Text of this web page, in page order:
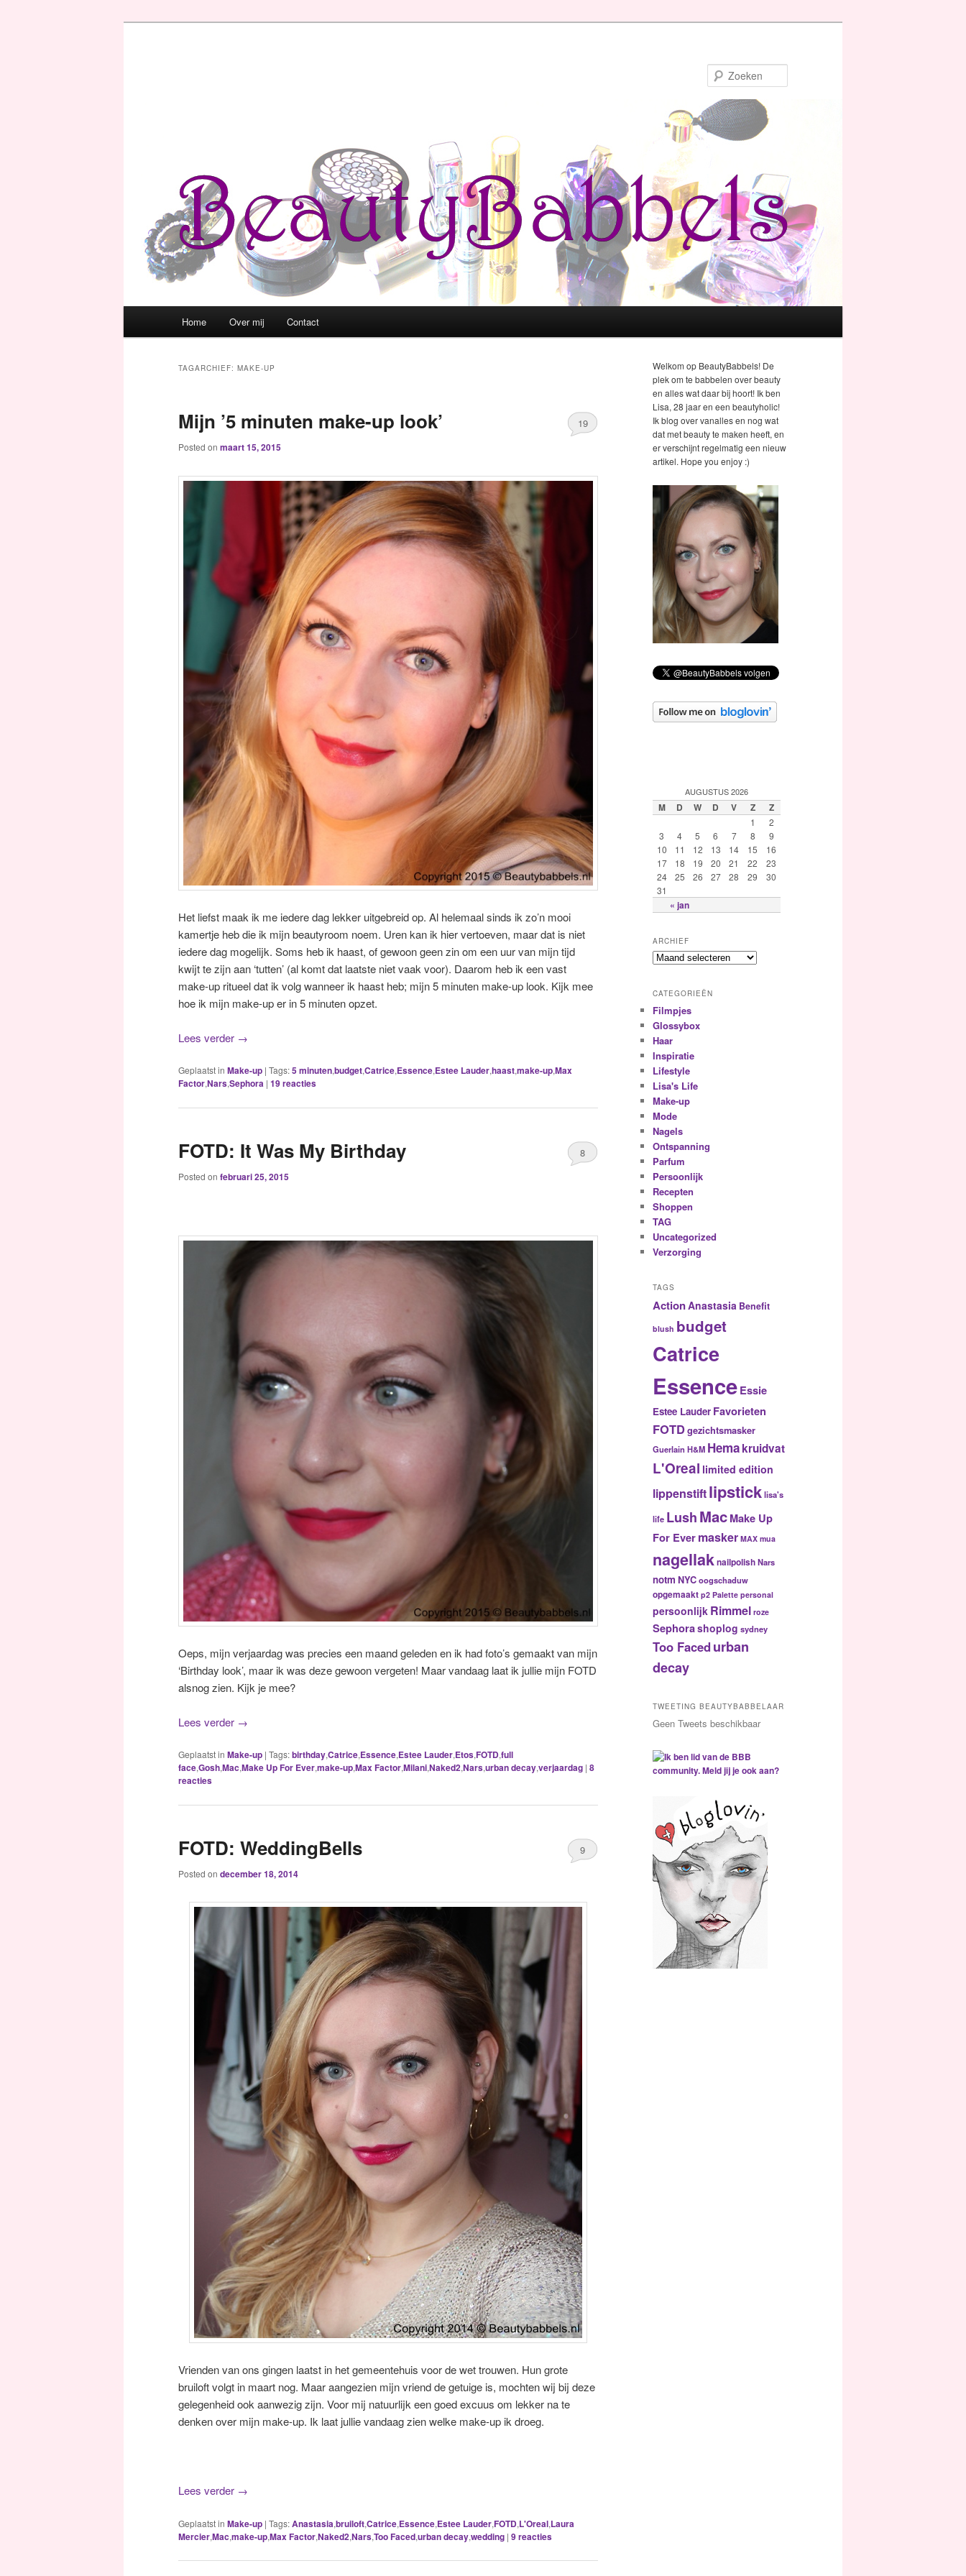
Spring naar de primaire inhoud
Spring naar de secundaire inhoud
Home Over mij Contact
TAGARCHIEF: MAKE-UP
Mijn ’5 minuten make-up look’
Posted on maart 15, 2015
19
Het liefst maak ik me iedere dag lekker uitgebreid op. Al helemaal sinds ik zo’n mooi
kamertje heb die ik mijn beautyroom noem. Uren kan ik hier vertoeven, maar dat is niet
iedere dag mogelijk. Soms heb ik haast, of gewoon geen zin om een uur van mijn tijd
kwijt te zijn aan ‘tutten’ (al komt dat laatste niet vaak voor). Daarom heb ik een vast
make-up ritueel dat ik volg wanneer ik haast heb; mijn 5 minuten make-up look. Kijk mee
hoe ik mijn make-up er in 5 minuten opzet.
Lees verder →
Geplaatst in Make-up | Tags:5 minuten,budget,Catrice,Essence,Estee Lauder,haast,make-up,Max
Factor,Nars,Sephora | 19reacties
FOTD: It Was My Birthday
Posted on februari 25, 2015
8
Oeps, mijn verjaardag was precies een maand geleden en ik had foto’s gemaakt van mijn
‘Birthday look’, maar ik was deze gewoon vergeten! Maar vandaag laat ik jullie mijn FOTD
alsnog zien. Kijk je mee?
Lees verder →
Geplaatst in Make-up | Tags:birthday,Catrice,Essence,Estee Lauder,Etos,FOTD,full
face,Gosh,Mac,Make Up For Ever,make-up,Max Factor,Milani,Naked2,Nars,urban decay,verjaardag | 8
reacties
FOTD: WeddingBells
Posted on december 18, 2014
9
Vrienden van ons gingen laatst in het gemeentehuis voor de wet trouwen. Hun grote
bruiloft volgt in maart nog. Maar aangezien mijn vriend de getuige is, mochten wij bij deze
gelegenheid ook aanwezig zijn. Voor mij natuurlijk een goed excuus om lekker na te
denken over mijn make-up. Ik laat jullie vandaag zien welke make-up ik droeg.
Lees verder →
Geplaatst in Make-up | Tags:Anastasia,bruiloft,Catrice,Essence,Estee Lauder,FOTD,L'Oreal,Laura
Mercier,Mac,make-up,Max Factor,Naked2,Nars,Too Faced,urban decay,wedding | 9reacties
Welkom op BeautyBabbels! De
plek om te babbelen over beauty
en alles wat daar bij hoort! Ik ben
Lisa, 28 jaar en een beautyholic!
Ik blog over vanalles en nog wat
dat met beauty te maken heeft, en
er verschijnt regelmatig een nieuw
artikel. Hope you enjoy :)
AUGUSTUS 2026
M D W D V Z Z
« jan
1
2
3
4 5 6 7 8
9
10
11 12 13 14 15
16
17
18 19 20 21 22
23
24
25 26 27 28 29
30
31
ARCHIEF
CATEGORIEËN
Filmpjes
Glossybox
Haar
Inspiratie
Lifestyle
Lisa's Life
Make-up
Mode
Nagels
Ontspanning
Parfum
Persoonlijk
Recepten
Shoppen
TAG
Uncategorized
Verzorging
TAGS
ActionAnastasia Benefit
blush budget
Catrice
EssenceEssie
Estee Lauder Favorieten
FOTDgezichtsmasker
Guerlain H&M Hemakruidvat
L'Oreal limited edition
lippenstiftlipsticklisa's
life LushMacMake Up
For Evermasker MAX mua
nagellaknailpolishNars
notm NYCoogschaduw
opgemaakt p2 Palette personal
persoonlijk Rimmel roze
Sephorashoplog sydney
Too Faced urban
decay
TWEETING BEAUTYBABBELAAR
Geen Tweets beschikbaar